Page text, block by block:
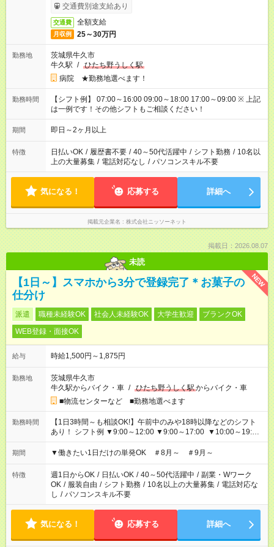
交通費別途支給あり
交通費 全額支給
月収例 25～30万円
勤務地
茨城県牛久市
牛久駅 / ひたち野うしく駅
病院 ★勤務地選べます！
勤務時間
【シフト例】 07:00～16:00 09:00～18:00 17:00～09:00 ※ 上記
は一例です！その他シフトもご相談ください！
期間 即日～2ヶ月以上
特徴 日払いOK / 履歴書不要 / 40～50代活躍中 / シフト勤務 / 10名以
上の大量募集 / 電話対応なし / パソコンスキル不要
気になる！ 応募する 詳細へ
掲載元企業名 株式会社ニッソーネット
掲載日：2026.08.07
未読
NEW
【1日～】スマホから3分で登録完了＊お菓子の
仕分け
派遣 職種未経験OK 社会人未経験OK 大学生歓迎
ブランクOK
WEB登録・面接OK
給与 時給1,500円～1,875円
勤務地
茨城県牛久市
牛久駅からバイク・車 / ひたち野うしく駅からバイク・車
■物流センターなど ■勤務地選べます
勤務時間
【1日3時間～も相談OK!】午前中のみや18時以降などのシフト
あり！ シフト例 ▼9:00～12:00 ▼9:00～17:00 ▼10:00～19:00
▼18:00～21:00
期間 ▼働きたい1日だけの単発OK ＃8月～ ＃9月～
特徴 週1日からOK / 日払いOK / 40～50代活躍中 / 副業・Wワーク
OK / 服装自由 / シフト勤務 / 10名以上の大量募集 / 電話対応な
し / パソコンスキル不要
気になる！ 応募する 詳細へ